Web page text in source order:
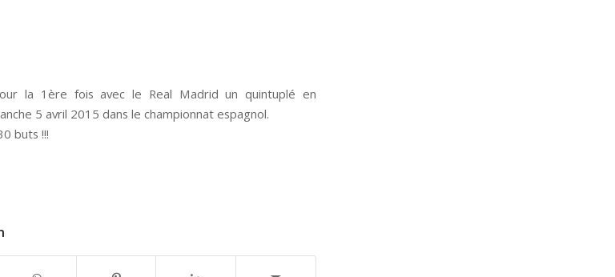
la 1ère fois avec le Real Madrid un quintuplé en
5 avril 2015 dans le championnat espagnol.
buts !!!